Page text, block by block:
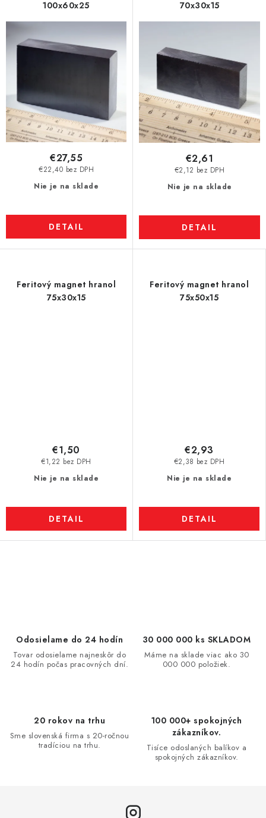
100x60x25
Nie je na sklade
€22,40 bez DPH
€27,55
DETAIL
70x30x15
Nie je na sklade
€2,12 bez DPH
€2,61
DETAIL
Feritový magnet hranol
75x30x15
Nie je na sklade
€1,22 bez DPH
€1,50
DETAIL
Feritový magnet hranol
75x50x15
Nie je na sklade
€2,38 bez DPH
€2,93
DETAIL
c
Odosielame do 24 hodín
Tovar odosielame najneskôr do
24 hodín počas pracovných dní.
30 000 000 ks SKLADOM
Máme na sklade viac ako 30
000 000 položiek.
20 rokov na trhu
Sme slovenská firma s 20-ročnou
tradíciou na trhu.
100 000+ spokojných
zákazníkov.
Tisíce odoslaných balíkov a
spokojných zákazníkov.